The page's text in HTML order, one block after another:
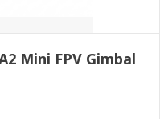
Mini FPV Gimbal